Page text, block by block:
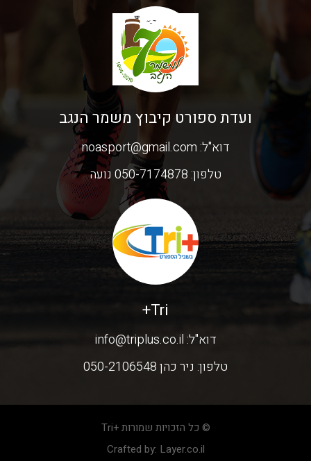
ועדת ספורט קיבוץ משמר הנגב
דוא"ל: noasport@gmail.com
טלפון: 050-7174878 נועה
Tri+
דוא"ל:info@triplus.co.il
טלפון: ניר כהן 050-2106548
© כל הזכויות שמורות +Tri
Crafted by: Layer.co.il